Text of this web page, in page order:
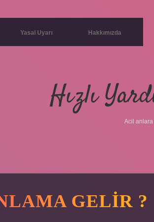
Yasal Uyarı Hakkımızda
Hızlı
Acil
GELIR ?